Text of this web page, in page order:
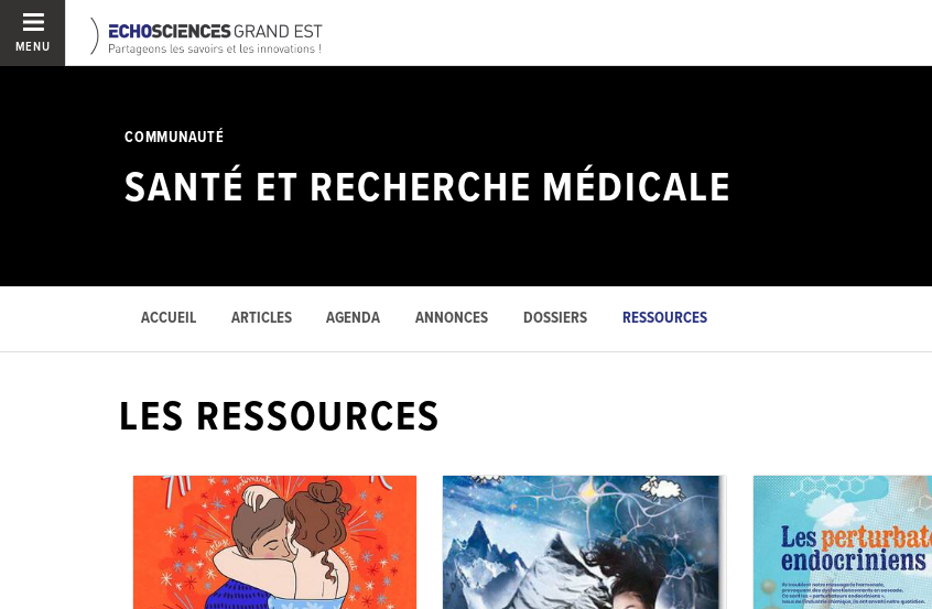
MENU
COMMUNAUTÉ
SANTÉ ET RECHERCHE MÉDICALE
ACCUEIL ARTICLES AGENDA ANNONCES DOSSIERS RESSOURCES
LES RESSOURCES